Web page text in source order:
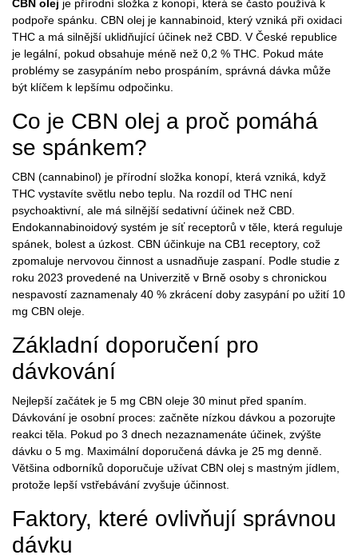
CBN olej je přírodní složka z konopí, která se často používá k
podpoře spánku. CBN olej je kannabinoid, který vzniká při oxidaci
THC a má silnější uklidňující účinek než CBD. V České republice
je legální, pokud obsahuje méně než 0,2 % THC. Pokud máte
problémy se zasypáním nebo prospáním, správná dávka může
být klíčem k lepšímu odpočinku.
Co je CBN olej a proč pomáhá
se spánkem?
CBN (cannabinol) je přírodní složka konopí, která vzniká, když
THC vystavíte světlu nebo teplu. Na rozdíl od THC není
psychoaktivní, ale má silnější sedativní účinek než CBD.
Endokannabinoidový systém je síť receptorů v těle, která reguluje
spánek, bolest a úzkost. CBN účinkuje na CB1 receptory, což
zpomaluje nervovou činnost a usnadňuje zaspaní. Podle studie z
roku 2023 provedené na Univerzitě v Brně osoby s chronickou
nespavostí zaznamenaly 40 % zkrácení doby zasypání po užití 10
mg CBN oleje.
Základní doporučení pro
dávkování
Nejlepší začátek je 5 mg CBN oleje 30 minut před spaním.
Dávkování je osobní proces: začněte nízkou dávkou a pozorujte
reakci těla. Pokud po 3 dnech nezaznamenáte účinek, zvýšte
dávku o 5 mg.
Maximální doporučená dávka je 25 mg denně.
Většina odborníků doporučuje užívat CBN olej s mastným jídlem,
protože lepší vstřebávání zvyšuje účinnost.
Faktory, které ovlivňují správnou
dávku